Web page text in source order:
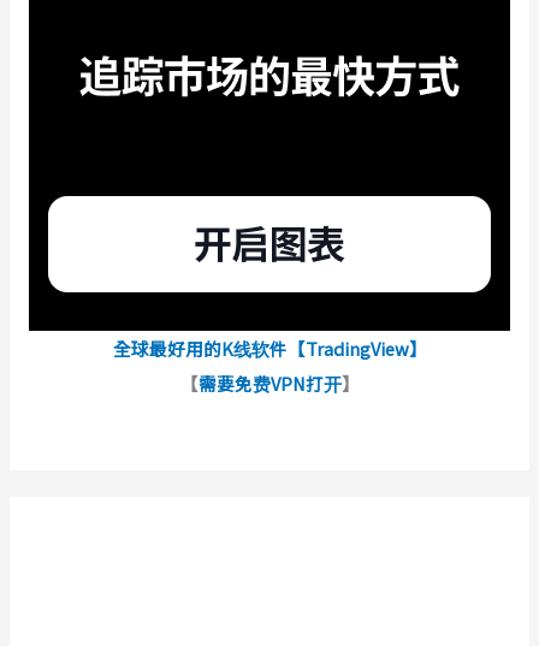
全球最好用的K线软件【TradingView】
【需要免费VPN打开】